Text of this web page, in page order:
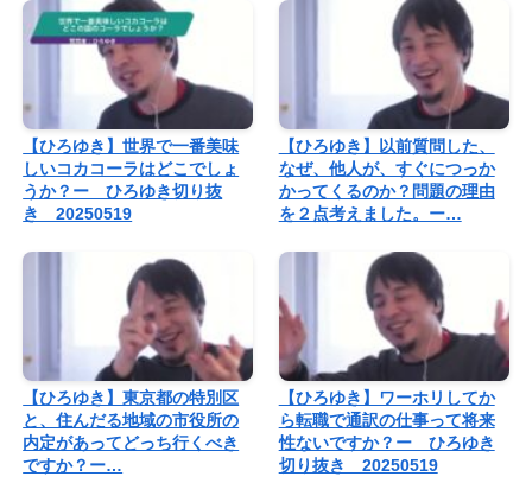
【ひろゆき】世界で一番美味
しいコカコーラはどこでしょ
うか？ー ひろゆき切り抜
き 20250519
【ひろゆき】以前質問した、
なぜ、他人が、すぐにつっか
かってくるのか？問題の理由
を２点考えました。ー…
【ひろゆき】東京都の特別区
と、住んだる地域の市役所の
内定があってどっち行くべき
ですか？ー…
【ひろゆき】ワーホリしてか
ら転職で通訳の仕事って将来
性ないですか？ー ひろゆき
切り抜き 20250519